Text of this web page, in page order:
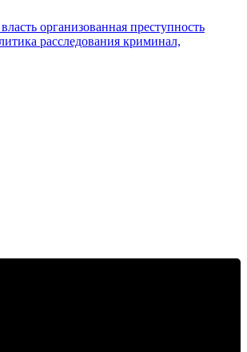
власть организованная преступность
расследования криминал,